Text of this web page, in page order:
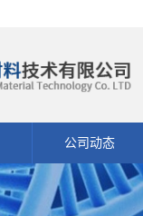
公司动态